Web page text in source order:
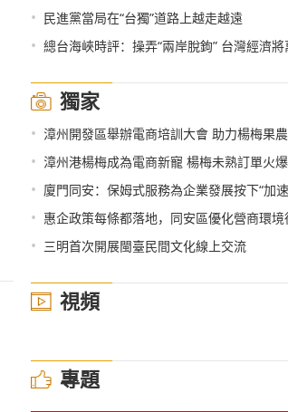
• 民進黨當局在“台獨”道路上越走越遠
• 總台海峽時評：操弄“兩岸脫鉤” 台灣經濟
獨家
• 漳州開發區舉辦電商培訓大會 助力楊梅果
• 漳州港楊梅成為電商新寵 楊梅未熟訂單火爆
• 廈門同安：保姆式服務為企業發展按下“加
• 惠企政策每條都落地，同安區優化營商環
• 三明首次開展閩臺民間文化線上交流
視頻
專題